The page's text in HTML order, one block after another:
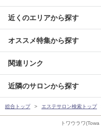
トワウラワ
近くのエリアから探す
オススメ特集から探す
関連リンク
近隣のサロンから探す
総合トップ エステサロン検索トップ